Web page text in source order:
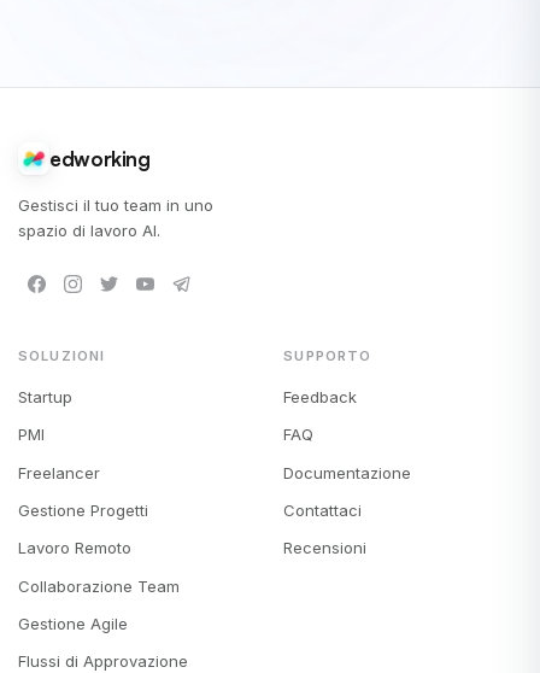
edworking
Gestisci il tuo team in uno
spazio di lavoro AI.
SOLUZIONI
Startup
PMI
Freelancer
Gestione Progetti
Lavoro Remoto
Collaborazione Team
Gestione Agile
Flussi di Approvazione
SUPPORTO
Feedback
FAQ
Documentazione
Contattaci
Recensioni